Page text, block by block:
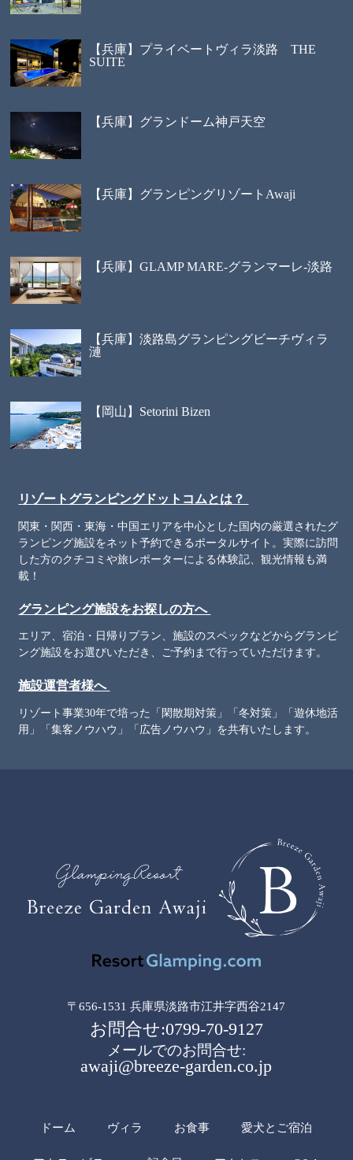
【兵庫】プライベートヴィラ淡路 THE
SUITE
【兵庫】グランドーム神戸天空
【兵庫】グランピングリゾートAwaji
【兵庫】GLAMP MARE-グランマーレ-淡路
【兵庫】淡路島グランピングビーチヴィラ
漣
【岡山】Setorini Bizen
リゾートグランピングドットコムとは？
関東・関西・東海・中国エリアを中心とした国内の厳選されたグ
ランピング施設をネット予約できるポータルサイト。実際に訪問
した方のクチコミや旅レポーターによる体験記、観光情報も満
載！
グランピング施設をお探しの方へ
エリア、宿泊・日帰りプラン、施設のスペックなどからグランピ
ング施設をお選びいただき、ご予約まで行っていただけます。
施設運営者様へ
リゾート事業30年で培った「閑散期対策」「冬対策」「遊休地活
用」「集客ノウハウ」「広告ノウハウ」を共有いたします。
〒656-1531 兵庫県淡路市江井字西谷2147
お問合せ:0799-70-9127
メールでのお問合せ:
awaji@breeze-garden.co.jp
ドーム ヴィラ お食事 愛犬とご宿泊